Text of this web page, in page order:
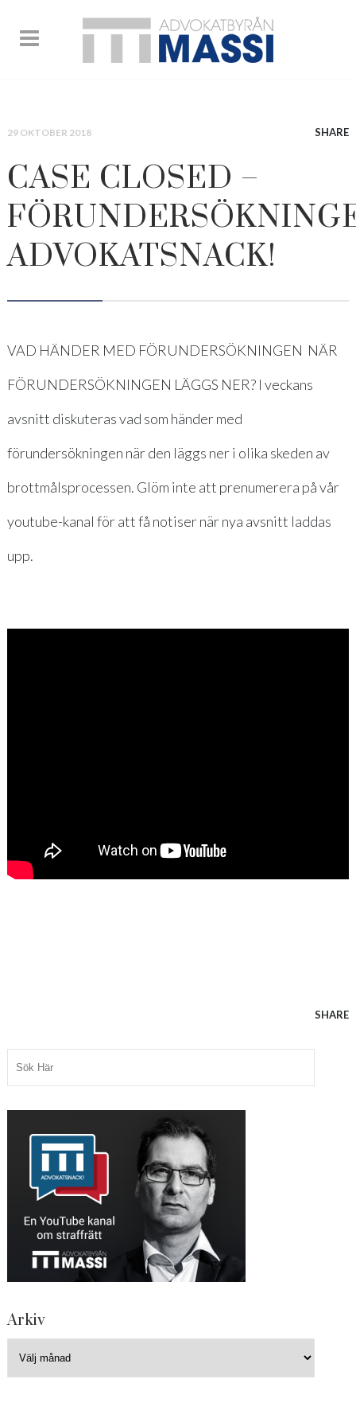
29 OKTOBER 2018 SHARE
CASE CLOSED –
ADVOKATSNACK!
VAD HÄNDER MED FÖRUNDERSÖKNINGEN NÄR
FÖRUNDERSÖKNINGEN LÄGGS NER? I veckans
avsnitt diskuteras vad som händer med
förundersökningen när den läggs ner i olika skeden av
brottmålsprocessen. Glöm inte att prenumerera på vår
youtube-kanal för att få notiser när nya avsnitt laddas
upp.
SHARE
Arkiv